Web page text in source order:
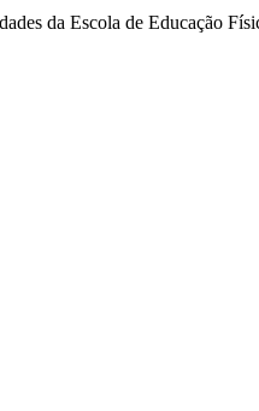
da Escola de Educação